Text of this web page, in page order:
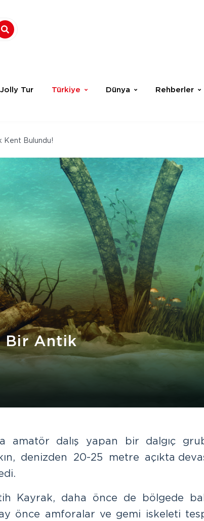
Jolly Tur Türkiye Dünya Rehberler
Kent Bulundu!
Bir Antik
amatör dalış yapan bir dalgıç
denizden 20-25 metre açıkta
Kayrak, daha önce de bölgede
önce amforalar ve gemi iskeleti